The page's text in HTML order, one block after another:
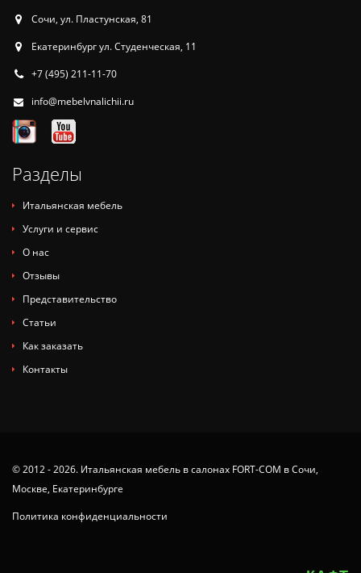
Сочи, ул. Пластунская, 81
Екатеринбург ул. Студенческая, 11
+7 (495) 211-11-70
info@mebelvnalichii.ru
Разделы
Итальянская мебель
Услуги и сервис
О нас
Отзывы
Представительство
Статьи
Как заказать
Контакты
© 2012 - 2026. Итальянская мебель в салонах FORT-COM в Сочи,
Москве, Екатеринбурге
Политика конфиденциальности